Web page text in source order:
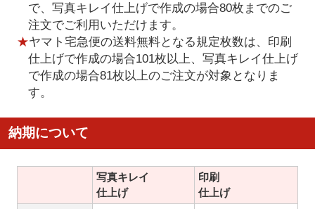
で、写真キレイ仕上げで作成の場合80枚までのご
注文でご利用いただけます。
★ヤマト宅急便の送料無料となる規定枚数は、印刷
仕上げで作成の場合101枚以上、写真キレイ仕上げ
で作成の場合81枚以上のご注文が対象となりま
す。
納期について
写真キレイ
仕上げ
印刷
仕上げ